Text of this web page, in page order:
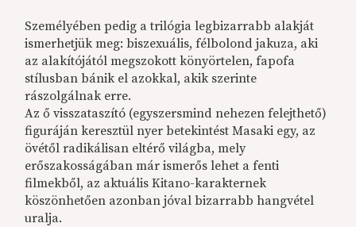
Személyében pedig a trilógia legbizarrabb alakját
ismerhetjük meg: biszexuális, félbolond jakuza, aki
az alakítójától megszokott könyörtelen, fapofa
stílusban bánik el azokkal, akik szerinte
rászolgálnak erre.
Az ő visszataszító (egyszersmind nehezen felejthető)
figuráján keresztül nyer betekintést Masaki egy, az
övétől radikálisan eltérő világba, mely
erőszakosságában már ismerős lehet a fenti
filmekből, az aktuális Kitano-karakternek
köszönhetően azonban jóval bizarrabb hangvétel
uralja.